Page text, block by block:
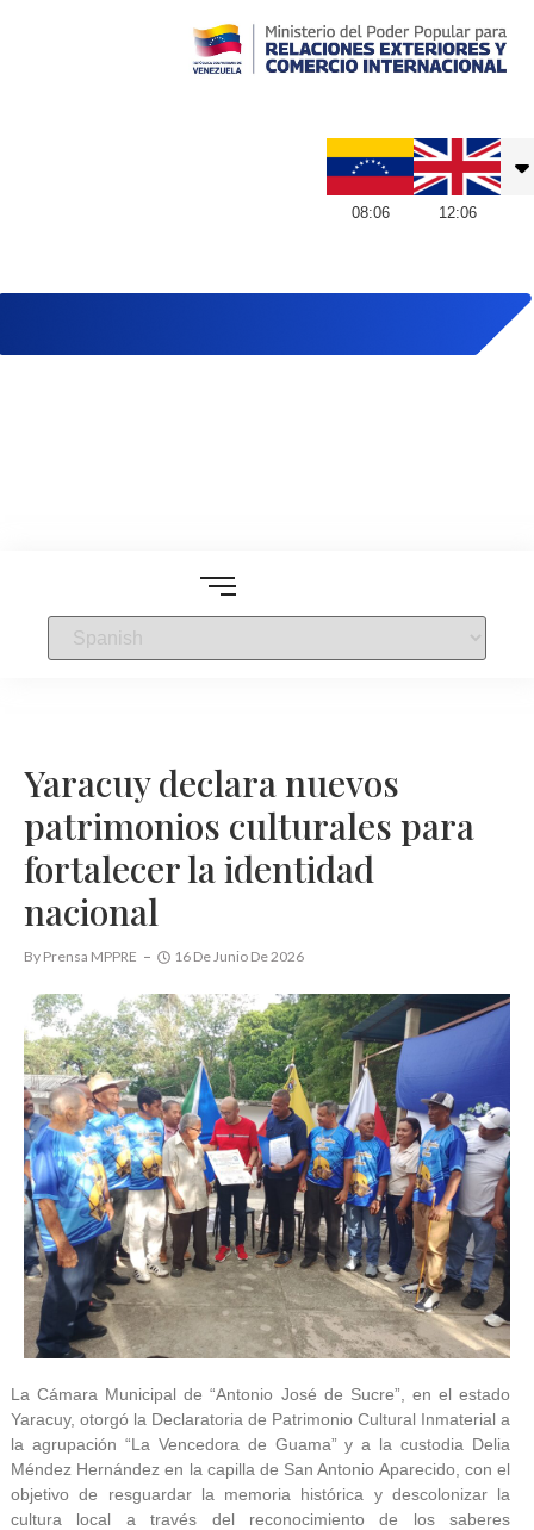
08:06 12:06
Yaracuy declara nuevos
patrimonios culturales para
fortalecer la identidad
nacional
By Prensa MPPRE 16 De Junio De 2026
La Cámara Municipal de “Antonio José de Sucre”, en el estado
Yaracuy, otorgó la Declaratoria de Patrimonio Cultural Inmaterial a
la agrupación “La Vencedora de Guama” y a la custodia Delia
Méndez Hernández en la capilla de San Antonio Aparecido, con el
objetivo de resguardar la memoria histórica y descolonizar la
cultura local a través del reconocimiento de los saberes